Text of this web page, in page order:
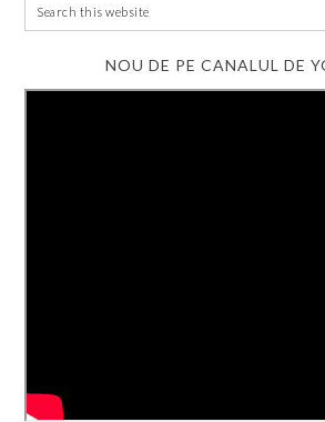
NOU DE PE CANALUL DE